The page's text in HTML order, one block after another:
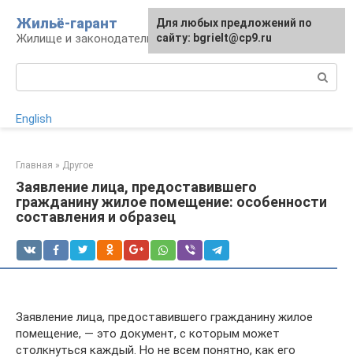
контенту
Жильё-гарант
Жилище и законодательство РФ
English
Главная » Другое
Заявление лица, предоставившего
гражданину жилое помещение: особенности
составления и образец
Заявление лица, предоставившего гражданину жилое
помещение, — это документ, с которым может
столкнуться каждый. Но не всем понятно, как его
Для любых предложений по
сайту: bgrielt@cp9.ru